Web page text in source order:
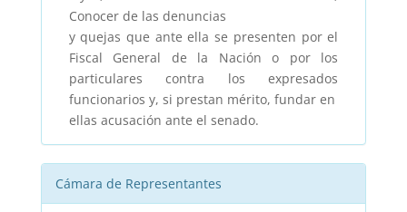
Conocer de las denuncias
y quejas que ante ella se presenten por el
Fiscal General de la Nación o por los
particulares contra los expresados
funcionarios y, si prestan mérito, fundar en
ellas acusación ante el senado.
Cámara de Representantes